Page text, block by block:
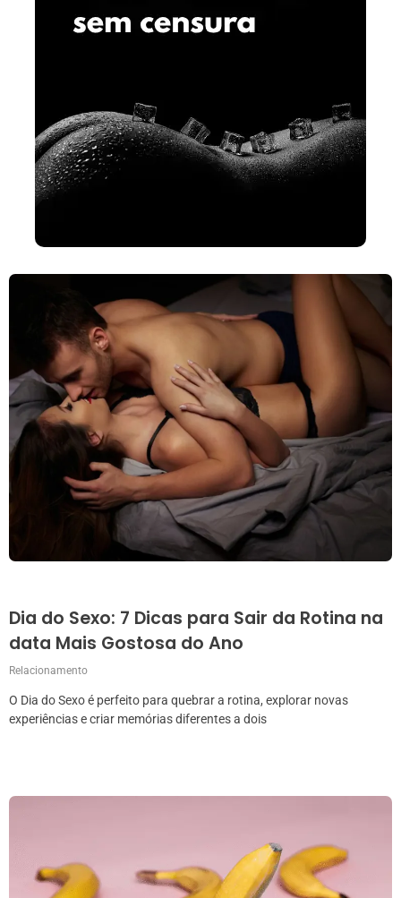
Dia do Sexo: 7 Dicas para Sair da Rotina na
data Mais Gostosa do Ano
Relacionamento
O Dia do Sexo é perfeito para quebrar a rotina, explorar novas
experiências e criar memórias diferentes a dois